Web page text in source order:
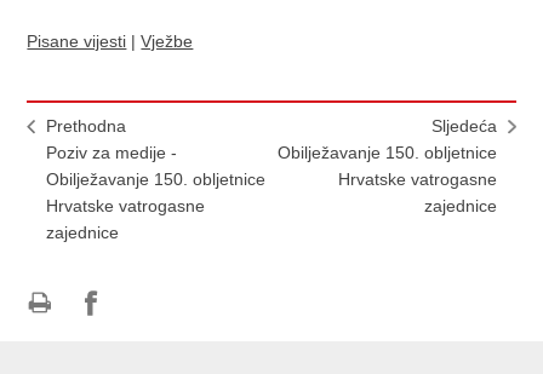
Pisane vijesti |Vježbe
Prethodna
Poziv za medije -
Obilježavanje 150. obljetnice
Hrvatske vatrogasne
zajednice
Sljedeća
Obilježavanje 150. obljetnice
Hrvatske vatrogasne
zajednice